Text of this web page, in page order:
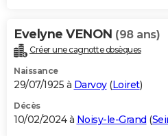
Evelyne VENON (98 ans)
Créer une cagnotte obsèques
Naissance
29/07/1925 à Darvoy(Loiret)
Décès
10/02/2024 à Noisy-le-Grand (